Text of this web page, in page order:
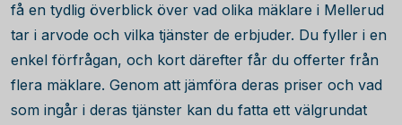
få en tydlig överblick över vad olika mäklare i Mellerud
tar i arvode och vilka tjänster de erbjuder. Du fyller i en
enkel förfrågan, och kort därefter får du offerter från
flera mäklare. Genom att jämföra deras priser och vad
som ingår i deras tjänster kan du fatta ett välgrundat